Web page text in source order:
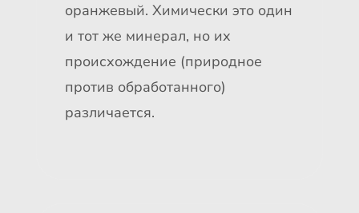
оранжевый. Химически это один
и тот же минерал, но их
происхождение (природное
против обработанного)
различается.